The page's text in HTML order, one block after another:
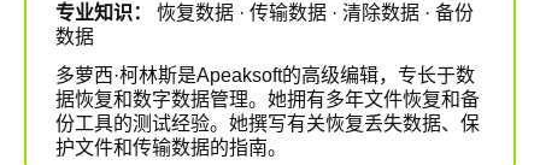
专业知识： 恢复数据 · 传输数据 · 清除数据 · 备份
数据
多萝西·柯林斯是Apeaksoft的高级编辑，专长于数
据恢复和数字数据管理。她拥有多年文件恢复和备
份工具的测试经验。她撰写有关恢复丢失数据、保
护文件和传输数据的指南。